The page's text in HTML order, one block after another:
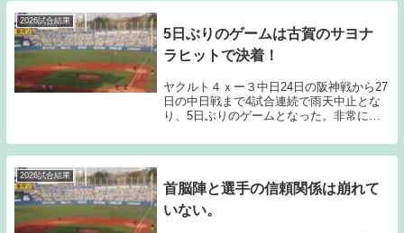
2026試合結果
5日ぶりのゲームは古賀のサヨナ
ラヒットで決着！
ヤクルト４ｘー３中日24日の阪神戦から27
日の中日戦まで4試合連続で雨天中止とな
り、5日ぶりのゲームとなった。非常にレ
のだが、今思えば、23日の阪神戦に勝てて
いて良かったものである。チーム全体とし
2026試合結果
首脳陣と選手の信頼関係は崩れて
いない。